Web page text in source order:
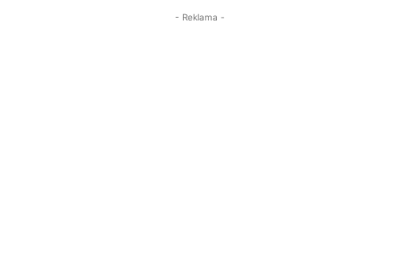
- Reklama -